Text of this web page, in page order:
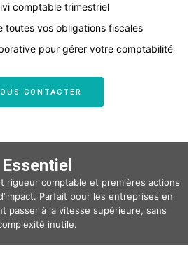
comptable trimestriel
toutes vos obligations fiscales
pour gérer votre comptabilité
CONTACTER
Essentiel
rigueur comptable et premières actions
Parfait pour les entreprises en
passer à la vitesse supérieure, sans
inutile.